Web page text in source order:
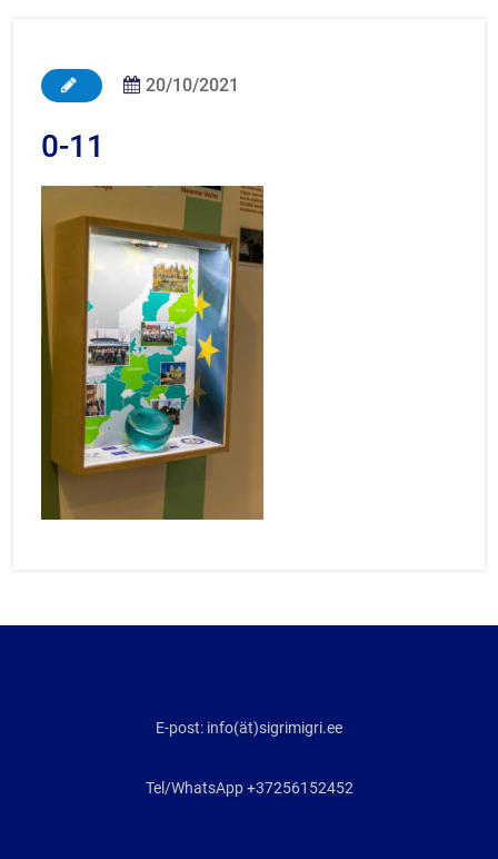
20/10/2021
0-11
E-post: info(ät)sigrimigri.ee
Tel/WhatsApp +37256152452